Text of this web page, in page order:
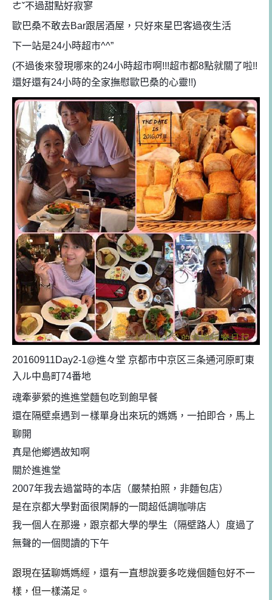
ㄜˇ不過甜點好寂寥
歐巴桑不敢去Bar跟居酒屋，只好來星巴客過夜生活
下一站是24小時超市^^”
(不過後來發現哪來的24小時超市啊!!!超市都8點就關了啦!!
還好還有24小時的全家撫慰歐巴桑的心靈!!)
20160911Day2-1@進々堂 京都市中京区三条通河原町東
入ル中島町74番地
魂牽夢縈的進進堂麵包吃到飽早餐
還在隔壁桌遇到ㄧ樣單身出來玩的媽媽，一拍即合，馬上
聊開
真是他鄉遇故知啊
關於進進堂
2007年我去過當時的本店（嚴禁拍照，非麵包店）
是在京都大學對面很閑靜的一間超低調咖啡店
我一個人在那邊，跟京都大學的學生（隔壁路人）度過了
無聲的一個閱讀的下午
跟現在猛聊媽媽經，還有一直想說要多吃幾個麵包好不一
樣，但一樣滿足。